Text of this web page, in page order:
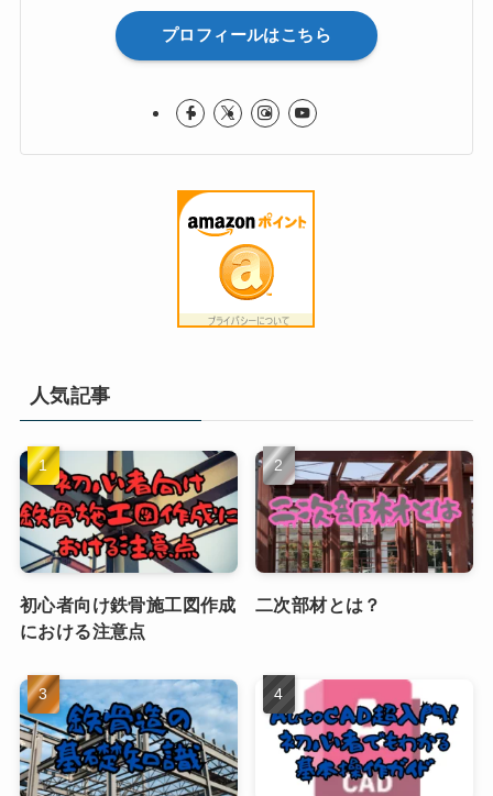
プロフィールはこちら
人気記事
初心者向け鉄骨施工図作成
における注意点
二次部材とは？